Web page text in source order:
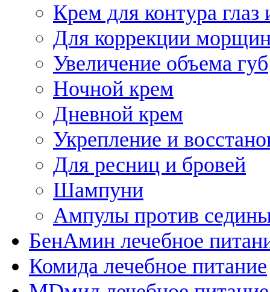
Крем для контура глаз
Для коррекции
Увеличение объема губ
Ночной крем
Дневной крем
Укрепление и
Для ресниц и бровей
Шампуни
Ампулы против
БенАмин лечебное
Комида лечебное питание